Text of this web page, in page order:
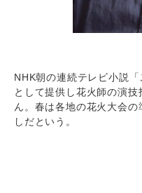
NHK朝の連続テレビ小説
として提供し花火師の演
ん。春は各地の花火大会
しだという。